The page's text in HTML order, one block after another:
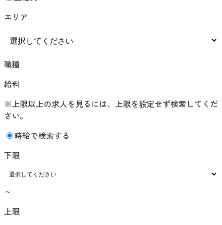
エリア
職種
給料
※上限以上の求人を見るには、上限を設定せず検索してくだ
さい。
時給で検索する
下限
～
上限